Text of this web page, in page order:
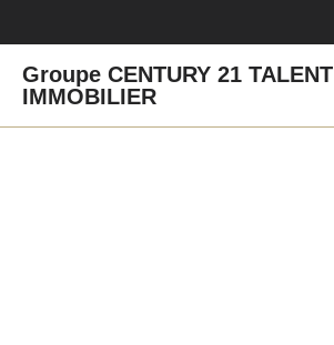
Groupe CENTURY 21 TALENT
IMMOBILIER